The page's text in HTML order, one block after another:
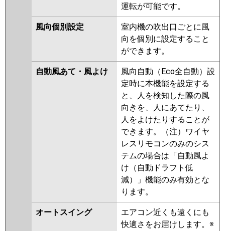
運転が可能です。
風向個別設定
室内機の吹出口ごとに風
向を個別に設定すること
ができます。
自動風あて・風よけ
風向自動（Eco全自動）設
定時に本機能を設定する
と、人を検知した際の風
向きを、人にあてたり、
人をよけたりすることが
できます。（注）ワイヤ
レスリモコンのみのシス
テムの場合は「自動風よ
け（自動ドラフト低
減）」機能のみ有効とな
ります。
オートスイング
エアコン近くも遠くにも
快適さをお届けします。※